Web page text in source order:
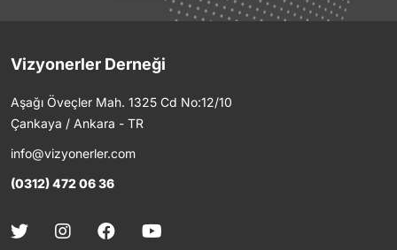
Vizyonerler Derneği
Aşağı Öveçler Mah. 1325 Cd No:12/10
Çankaya / Ankara - TR
info@vizyonerler.com
(0312) 472 06 36